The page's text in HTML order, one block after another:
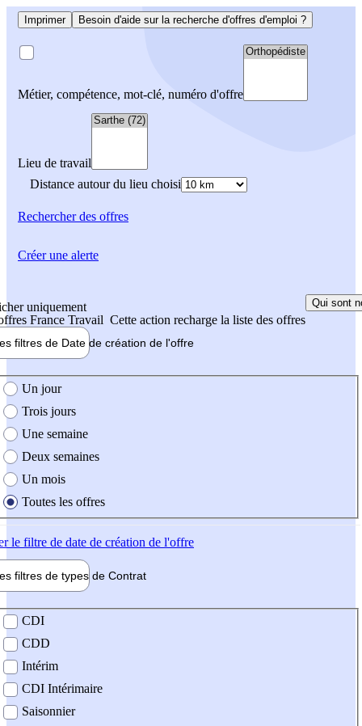
Imprimer Besoin d'aide sur la recherche d'offres d'emploi ?
Métier, compétence, mot-clé, numéro d'offre
Lieu de travail
Distance autour du lieu choisi
Rechercherdes offres
uniquement
France Travail Cette action recharge la liste des offres
Qui sont
filtres de Date de création de l'offre
création de l'offre
Un jour
Trois jours
Une semaine
Deux semaines
Un mois
Toutes les offres
le filtre de date de création de l'offre
filtres de types de Contrat
contrat
CDI
CDD
Intérim
CDI Intérimaire
Saisonnier
Créer une alerte